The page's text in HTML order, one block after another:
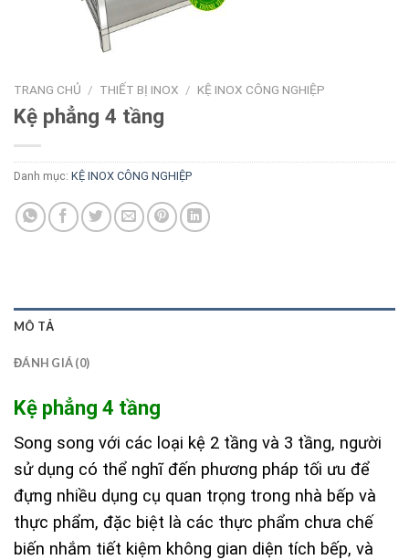
TRANG CHỦ / THIẾT BỊ INOX / KỆ INOX CÔNG NGHIỆP
Kệ phẳng 4 tầng
Danh mục: KỆ INOX CÔNG NGHIỆP
MÔ TẢ
ĐÁNH GIÁ (0)
Kệ phẳng 4 tầng
Song song với các loại kệ 2 tầng và 3 tầng, người
sử dụng có thể nghĩ đến phương pháp tối ưu để
đựng nhiều dụng cụ quan trọng trong nhà bếp và
thực phẩm, đặc biệt là các thực phẩm chưa chế
biến nhắm tiết kiệm không gian diện tích bếp, và